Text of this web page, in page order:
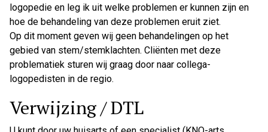
logopedie en leg ik uit welke problemen er kunnen zijn en
hoe de behandeling van deze problemen eruit ziet.
Op dit moment geven wij geen behandelingen op het
gebied van stem/stemklachten. Cliënten met deze
problematiek sturen wij graag door naar collega-
logopedisten in de regio.
Verwijzing / DTL